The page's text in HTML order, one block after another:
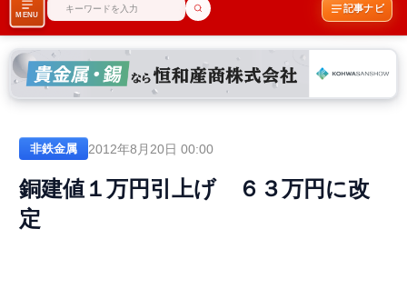
MENU
記事ナビ
非鉄金属 2012年8月20日 00:00
銅建値１万円引上げ ６３万円に改
定